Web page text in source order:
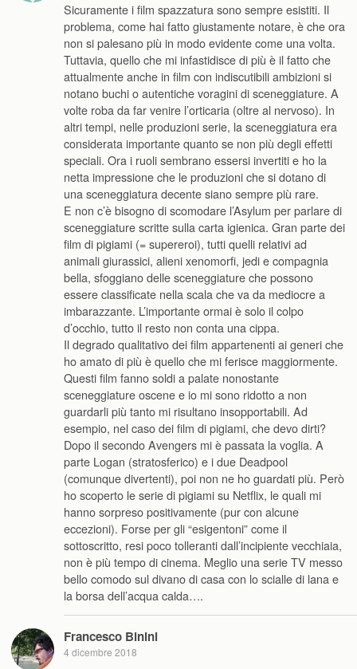
Sicuramente i film spazzatura sono sempre esistiti. Il
problema, come hai fatto giustamente notare, è che ora
non si palesano più in modo evidente come una volta.
Tuttavia, quello che mi infastidisce di più è il fatto che
attualmente anche in film con indiscutibili ambizioni si
notano buchi o autentiche voragini di sceneggiature. A
volte roba da far venire l’orticaria (oltre al nervoso). In
altri tempi, nelle produzioni serie, la sceneggiatura era
considerata importante quanto se non più degli effetti
speciali. Ora i ruoli sembrano essersi invertiti e ho la
netta impressione che le produzioni che si dotano di
una sceneggiatura decente siano sempre più rare.
E non c’è bisogno di scomodare l’Asylum per parlare di
sceneggiature scritte sulla carta igienica. Gran parte dei
film di pigiami (= supereroi), tutti quelli relativi ad
animali giurassici, alieni xenomorfi, jedi e compagnia
bella, sfoggiano delle sceneggiature che possono
essere classificate nella scala che va da mediocre a
imbarazzante. L’importante ormai è solo il colpo
d’occhio, tutto il resto non conta una cippa.
Il degrado qualitativo dei film appartenenti ai generi che
ho amato di più è quello che mi ferisce maggiormente.
Questi film fanno soldi a palate nonostante
sceneggiature oscene e io mi sono ridotto a non
guardarli più tanto mi risultano insopportabili. Ad
esempio, nel caso dei film di pigiami, che devo dirti?
Dopo il secondo Avengers mi è passata la voglia. A
parte Logan (stratosferico) e i due Deadpool
(comunque divertenti), poi non ne ho guardati più. Però
ho scoperto le serie di pigiami su Netflix, le quali mi
hanno sorpreso positivamente (pur con alcune
eccezioni). Forse per gli “esigentoni” come il
sottoscritto, resi poco tolleranti dall’incipiente vecchiaia,
non è più tempo di cinema. Meglio una serie TV messo
bello comodo sul divano di casa con lo scialle di lana e
la borsa dell’acqua calda….
Francesco Binini
4 dicembre 2018